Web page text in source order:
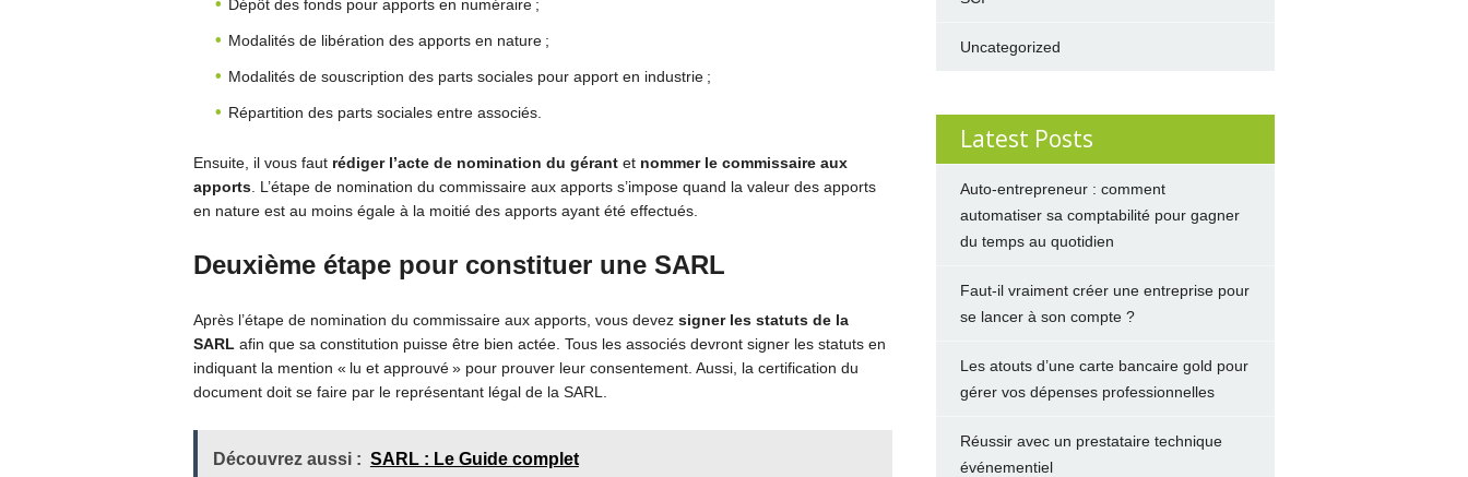
Dépôt des fonds pour apports en numéraire ;
Modalités de libération des apports en nature ;
Modalités de souscription des parts sociales pour apport en industrie ;
Répartition des parts sociales entre associés.
Ensuite, il vous faut rédiger l’acte de nomination du gérantet nommer le commissaire aux
apports. L’étape de nomination du commissaire aux apports s’impose quand la valeur des apports
en nature est au moins égale à la moitié des apports ayant été effectués.
Deuxième étape pour constituer une SARL
Après l’étape de nomination du commissaire aux apports, vous devez signer les statuts de la
SARL afin que sa constitution puisse être bien actée. Tous les associés devront signer les statuts en
indiquant la mention « lu et approuvé » pour prouver leur consentement. Aussi, la certification du
document doit se faire par le représentant légal de la SARL.
Découvrez aussi : SARL : Le Guide complet
Uncategorized
Latest Posts
Auto-entrepreneur : comment
automatiser sa comptabilité pour gagner
du temps au quotidien
Faut-il vraiment créer une entreprise pour
se lancer à son compte ?
Les atouts d’une carte bancaire gold pour
gérer vos dépenses professionnelles
Réussir avec un prestataire technique
événementiel